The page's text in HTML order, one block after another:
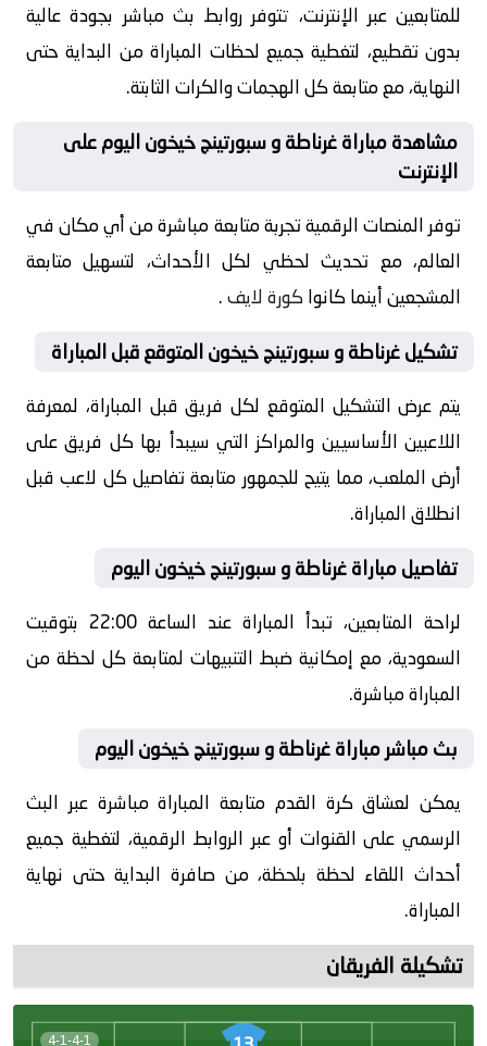
للمتابعين عبر الإنترنت، تتوفر روابط بث مباشر بجودة عالية
بدون تقطيع، لتغطية جميع لحظات المباراة من البداية حتى
النهاية، مع متابعة كل الهجمات والكرات الثابتة.
مشاهدة مباراة غرناطة و سبورتينج خيخون اليوم على
الإنترنت
توفر المنصات الرقمية تجربة متابعة مباشرة من أي مكان في
العالم، مع تحديث لحظي لكل الأحداث، لتسهيل متابعة
المشجعين أينما كانواكورة لايف.
تشكيل غرناطة و سبورتينج خيخون المتوقع قبل المباراة
يتم عرض التشكيل المتوقع لكل فريق قبل المباراة، لمعرفة
اللاعبين الأساسيين والمراكز التي سيبدأ بها كل فريق على
أرض الملعب، مما يتيح للجمهور متابعة تفاصيل كل لاعب قبل
انطلاق المباراة.
تفاصيل مباراة غرناطة و سبورتينج خيخون اليوم
لراحة المتابعين، تبدأ المباراة عند الساعة 22:00 بتوقيت
السعودية، مع إمكانية ضبط التنبيهات لمتابعة كل لحظة من
المباراة مباشرة.
بث مباشر مباراة غرناطة و سبورتينج خيخون اليوم
يمكن لعشاق كرة القدم متابعة المباراة مباشرة عبر البث
الرسمي على القنوات أو عبر الروابط الرقمية، لتغطية جميع
أحداث اللقاء لحظة بلحظة، من صافرة البداية حتى نهاية
المباراة.
تشكيلة الفريقان
4-1-4-1